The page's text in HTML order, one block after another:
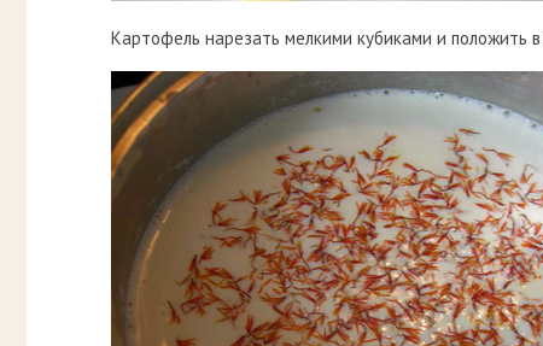
Картофель нарезать мелкими кубиками и положить